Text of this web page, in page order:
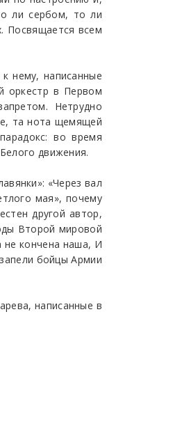
ли сербом, то ли
Посвящается всем
нему, написанные
оркестр в Первом
Нетрудно
та нота щемящей
во время
движения.
«Через вал
мая», почему
другой автор,
Второй мировой
не кончена наша, И
бойцы Армии
написанные в